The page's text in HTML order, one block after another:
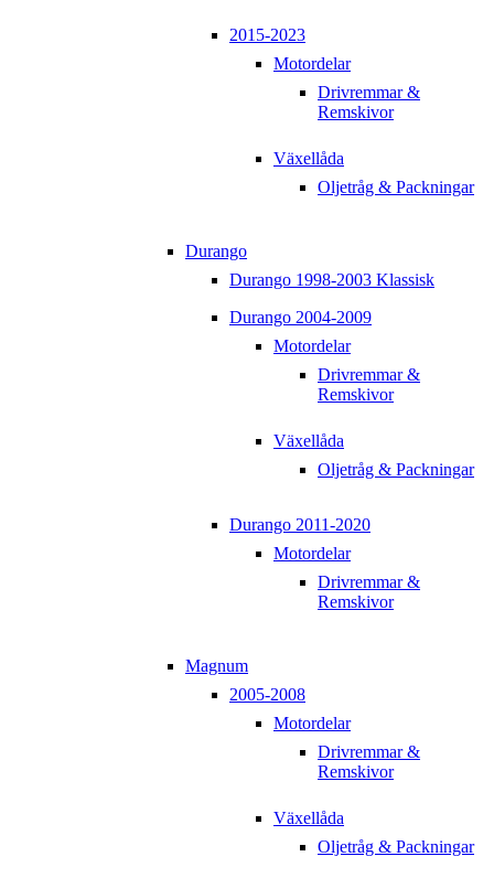
2015-2023
Motordelar
Drivremmar &
Remskivor
Växellåda
Oljetråg & Packningar
Durango
Durango 1998-2003 Klassisk
Durango 2004-2009
Motordelar
Drivremmar &
Remskivor
Växellåda
Oljetråg & Packningar
Durango 2011-2020
Motordelar
Drivremmar &
Remskivor
Magnum
2005-2008
Motordelar
Drivremmar &
Remskivor
Växellåda
Oljetråg & Packningar